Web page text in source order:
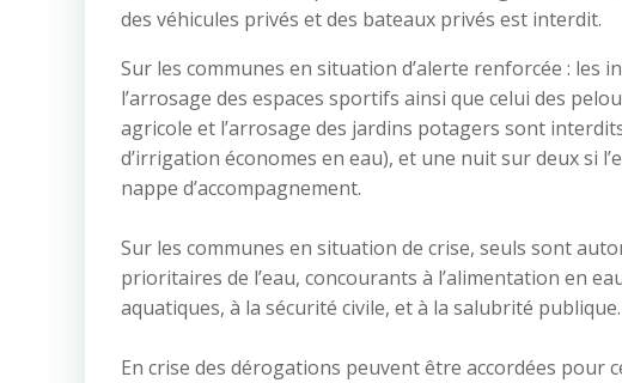
des véhicules privés et des bateaux privés est interdit.
Sur les communes en situation d’alerte renforcée : les
l’arrosage des espaces sportifs ainsi que celui des
agricole et l’arrosage des jardins potagers sont
d’irrigation économes en eau), et une nuit sur deux si
nappe d’accompagnement.
Sur les communes en situation de crise, seuls sont
prioritaires de l’eau, concourants à l’alimentation en
aquatiques, à la sécurité civile, et à la salubrité publique.
En crise des dérogations peuvent être accordées pour